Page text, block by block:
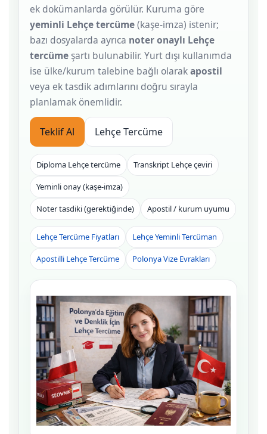
ek dokümanlarda görülür. Kuruma göre
yeminli Lehçe tercüme(kaşe-imza) istenir;
bazı dosyalarda ayrıca noter onaylı Lehçe
tercümeşartı bulunabilir. Yurt dışı kullanımda
ise ülke/kurum talebine bağlı olarakapostil
veya ek tasdik adımlarını doğru sırayla
planlamak önemlidir.
Teklif Al Lehçe Tercüme
Diploma Lehçe tercüme Transkript Lehçe çeviri
Yeminli onay (kaşe-imza)
Noter tasdiki (gerektiğinde) Apostil / kurum uyumu
Lehçe Tercüme Fiyatları Lehçe Yeminli Tercüman
Apostilli Lehçe Tercüme Polonya Vize Evrakları